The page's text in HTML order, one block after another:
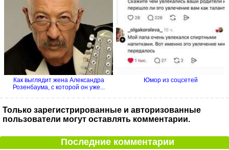
Как выглядит жена Александра
Розенбаума, с которой он уже...
Юмор из соцсетей
Только зарегистрированные и авторизованные
пользователи могут оставлять комментарии.
Последние комментарии